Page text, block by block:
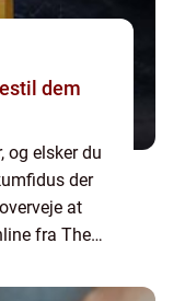
dem
og elsker du
der
at
fra The